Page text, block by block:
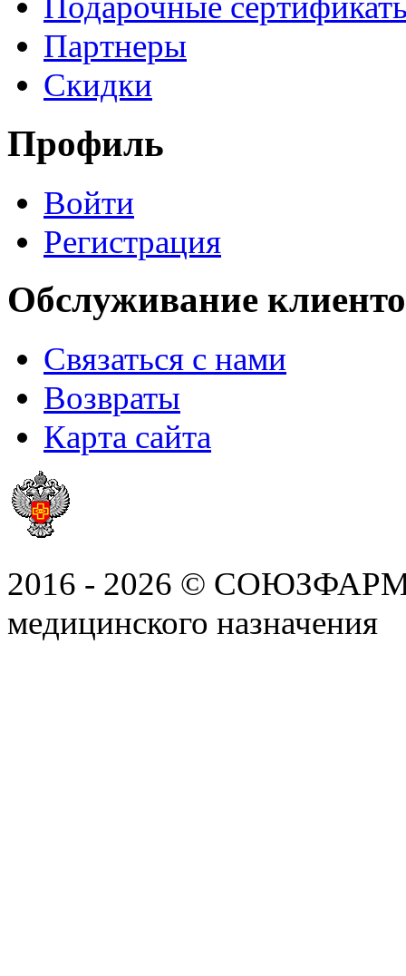
Партнеры
Скидки
Профиль
Войти
Регистрация
Обслуживание
Связаться с нами
Возвраты
Карта сайта
2016 - 2026 © СОЮЗФАРМ,
медицинского назначения